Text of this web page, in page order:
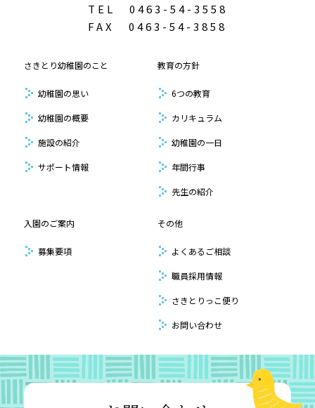
TEL
0463-54-3558
FAX
0463-54-3858
さきとり幼稚園のこと
幼稚園の思い
幼稚園の概要
施設の紹介
サポート情報
教育の方針
6つの教育
カリキュラム
幼稚園の一日
年間行事
先生の紹介
入園のご案内
募集要項
その他
よくあるご相談
職員採用情報
さきとりっこ便り
お問い合わせ